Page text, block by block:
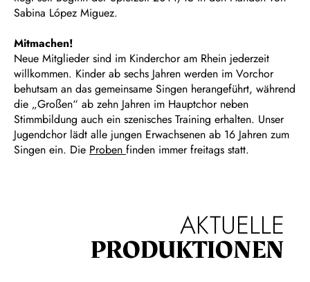
Sabina López Miguez.
Mitmachen!
Neue Mitglieder sind im Kinderchor am Rhein jederzeit
willkommen. Kinder ab sechs Jahren werden im Vorchor
behutsam an das gemeinsame Singen herangeführt, während
die „Großen“ ab zehn Jahren im Hauptchor neben
Stimmbildung auch ein szenisches Training erhalten. Unser
Jugendchor lädt alle jungen Erwachsenen ab 16 Jahren zum
Singen ein. Die Proben finden immer freitags statt.
AKTUELLE
PRODUKTIONEN